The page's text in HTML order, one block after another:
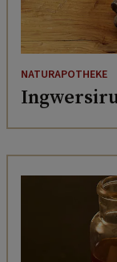
NATURAPOTHEKE